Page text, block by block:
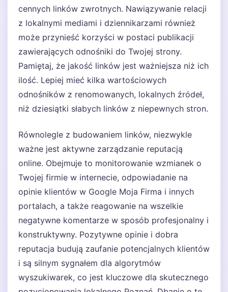
cennych linków zwrotnych. Nawiązywanie relacji
z lokalnymi mediami i dziennikarzami również
może przynieść korzyści w postaci publikacji
zawierających odnośniki do Twojej strony.
Pamiętaj, że jakość linków jest ważniejsza niż ich
ilość. Lepiej mieć kilka wartościowych
odnośników z renomowanych, lokalnych źródeł,
niż dziesiątki słabych linków z niepewnych stron.
Równolegle z budowaniem linków, niezwykle
ważne jest aktywne zarządzanie reputacją
online. Obejmuje to monitorowanie wzmianek o
Twojej firmie w internecie, odpowiadanie na
opinie klientów w Google Moja Firma i innych
portalach, a także reagowanie na wszelkie
negatywne komentarze w sposób profesjonalny i
konstruktywny. Pozytywne opinie i dobra
reputacja budują zaufanie potencjalnych klientów
i są silnym sygnałem dla algorytmów
wyszukiwarek, co jest kluczowe dla skutecznego